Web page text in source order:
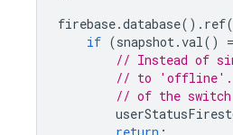
firebase.database(). ref(
if (snapshot.val()
// Instead of
// to 'offline'.
// of the